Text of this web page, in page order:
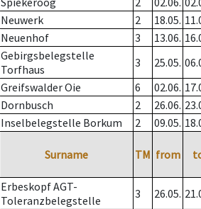
Neuwerk 2 18.05.
Neuenhof 3 13.06.
Gebirgsbelegstelle
Torfhaus
3 25.05.
Greifswalder Oie 6 02.06.
Dornbusch 2 26.06.
Inselbelegstelle Borkum 2 09.05.
Surname TM from
Erbeskopf AGT-
Toleranzbelegstelle
3 26.05.